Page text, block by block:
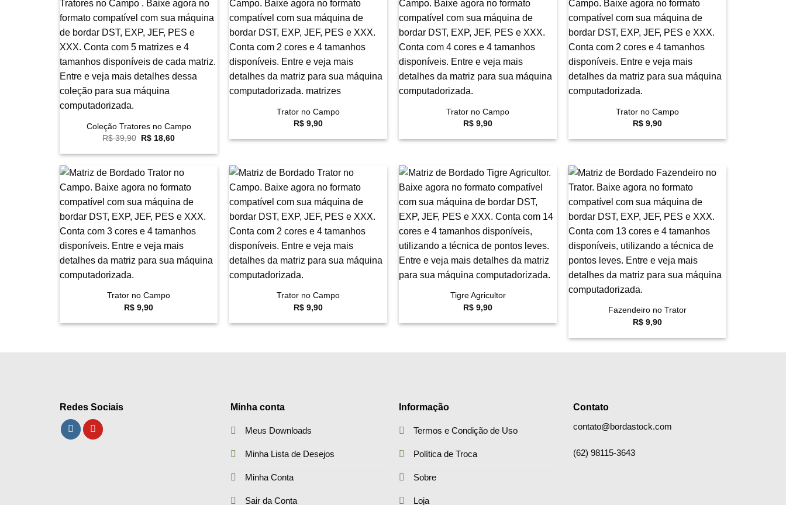
Favoritar
Coleção Tratores no Campo
R$39,90 O
original
R$ 39,90.
R$ 18,60O
atual
R$ 18,60.
Favoritar
Trator no Campo
R$ 9,90
Favoritar
Trator no Campo
R$ 9,90
Favoritar
Trator no Campo
R$ 9,90
Favoritar
Trator no Campo
R$ 9,90
Favoritar
Trator no Campo
R$ 9,90
Favoritar
Tigre Agricultor
R$ 9,90
Favoritar
Fazendeiro no Trator
R$ 9,90
Redes Sociais Minha conta
Meus Downloads
Minha Lista de Desejos
Minha Conta
Sair da Conta
Informação
Termos e Condição de Uso
Política de Troca
Sobre
Loja
Contato
contato@bordastock.com
(62) 98115-3643